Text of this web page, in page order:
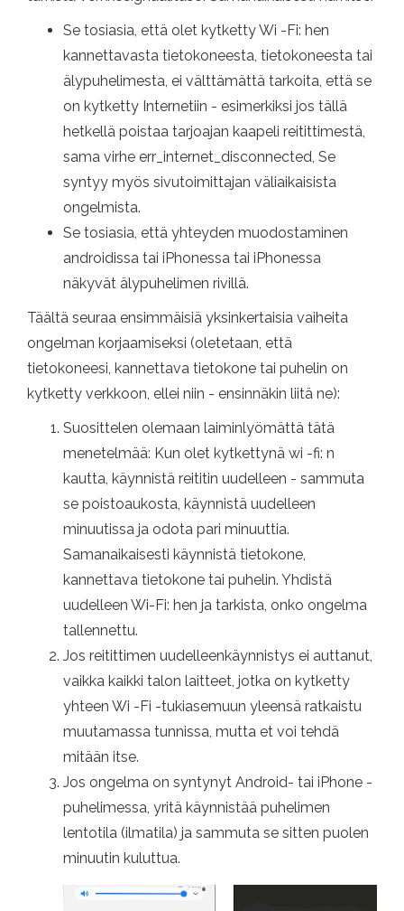
Se tosiasia, että olet kytketty Wi -Fi: hen
kannettavasta tietokoneesta, tietokoneesta tai
älypuhelimesta, ei välttämättä tarkoita, että se
on kytketty Internetiin - esimerkiksi jos tällä
hetkellä poistaa tarjoajan kaapeli reitittimestä,
sama virhe err_internet_disconnected, Se
syntyy myös sivutoimittajan väliaikaisista
ongelmista.
Se tosiasia, että yhteyden muodostaminen
androidissa tai iPhonessa tai iPhonessa
näkyvät älypuhelimen rivillä.
Täältä seuraa ensimmäisiä yksinkertaisia ​​vaiheita
ongelman korjaamiseksi (oletetaan, että
tietokoneesi, kannettava tietokone tai puhelin on
kytketty verkkoon, ellei niin - ensinnäkin liitä ne):
Suosittelen olemaan laiminlyömättä tätä
menetelmää: Kun olet kytkettynä wi -fi: n
kautta, käynnistä reititin uudelleen - sammuta
se poistoaukosta, käynnistä uudelleen
minuutissa ja odota pari minuuttia.
Samanaikaisesti käynnistä tietokone,
kannettava tietokone tai puhelin. Yhdistä
uudelleen Wi-Fi: hen ja tarkista, onko ongelma
tallennettu.
Jos reitittimen uudelleenkäynnistys ei auttanut,
vaikka kaikki talon laitteet, jotka on kytketty
yhteen Wi -Fi -tukiasemuun yleensä ratkaistu
muutamassa tunnissa, mutta et voi tehdä
mitään itse.
Jos ongelma on syntynyt Android- tai iPhone -
puhelimessa, yritä käynnistää puhelimen
lentotila (ilmatila) ja sammuta se sitten puolen
minuutin kuluttua.